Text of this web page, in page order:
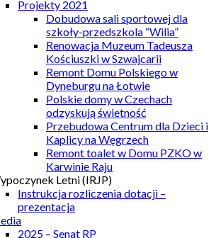
Projekty 2021
Dobudowa sali sportowej dla
szkoły-przedszkola “Wilia”
Renowacja Muzeum Tadeusza
Kościuszki w Szwajcarii
Remont Domu Polskiego w
Dyneburgu na Łotwie
Polskie domy w Czechach
odzyskują świetność
Przebudowa Centrum dla Dzieci i
Kaplicy na Węgrzech
Remont toalet w Domu PZKO w
Karwinie Raju
Letni (IRJP)
Instrukcja rozliczenia dotacji –
prezentacja
2025 – Senat RP